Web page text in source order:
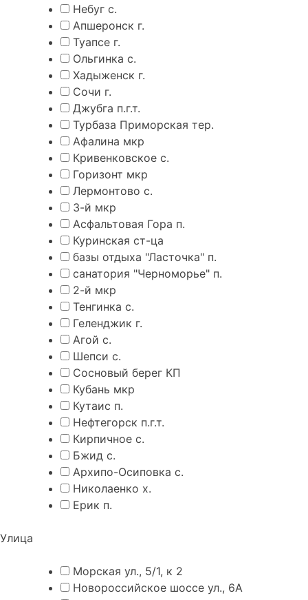
Небуг с.
Апшеронск г.
Туапсе г.
Ольгинка с.
Хадыженск г.
Сочи г.
Джубга п.г.т.
Турбаза Приморская тер.
Афалина мкр
Кривенковское с.
Горизонт мкр
Лермонтово с.
3-й мкр
Асфальтовая Гора п.
Куринская ст-ца
базы отдыха "Ласточка" п.
санатория "Черноморье" п.
2-й мкр
Тенгинка с.
Геленджик г.
Агой с.
Шепси с.
Сосновый берег КП
Кубань мкр
Кутаис п.
Нефтегорск п.г.т.
Кирпичное с.
Бжид с.
Архипо-Осиповка с.
Николаенко х.
Ерик п.
Улица
Морская ул., 5/1, к 2
Новороссийское шоссе ул., 6А